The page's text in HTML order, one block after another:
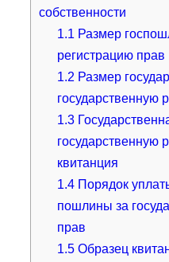
собственности
1.1 Размер
регистрацию прав
1.2 Размер
государственную
1.3
государственную
квитанция
1.4 Порядок
пошлины за
прав
1.5 Образец